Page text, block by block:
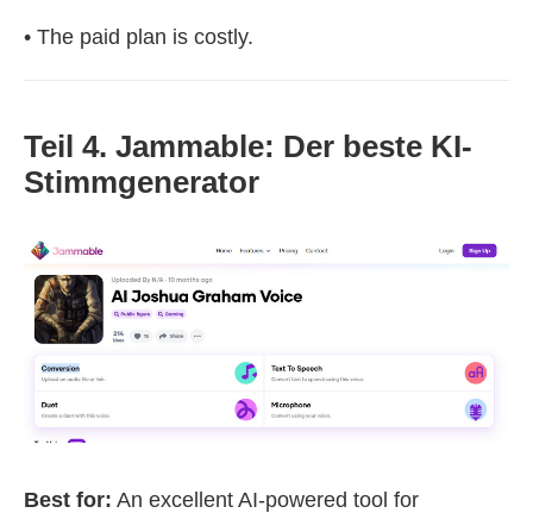
• The paid plan is costly.
Teil 4. Jammable: Der beste KI-
Stimmgenerator
Best for: An excellent AI-powered tool for